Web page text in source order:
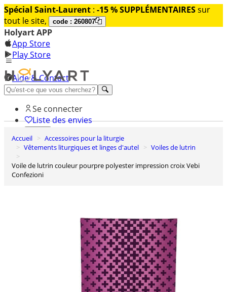
Spécial Saint-Laurent : -15 % SUPPLÉMENTAIRESsur
tout le site,
code : 260807
Holyart APP
App Store
Play Store
Aide & Contact
Découvrez Premium
Se connecter
Liste des envies
0
Panier
Accueil
Accessoires pour la liturgie
Vêtements liturgiques et linges d'autel
Voiles de lutrin
Voile de lutrin couleur pourpre polyester impression croix Vebi
Confezioni